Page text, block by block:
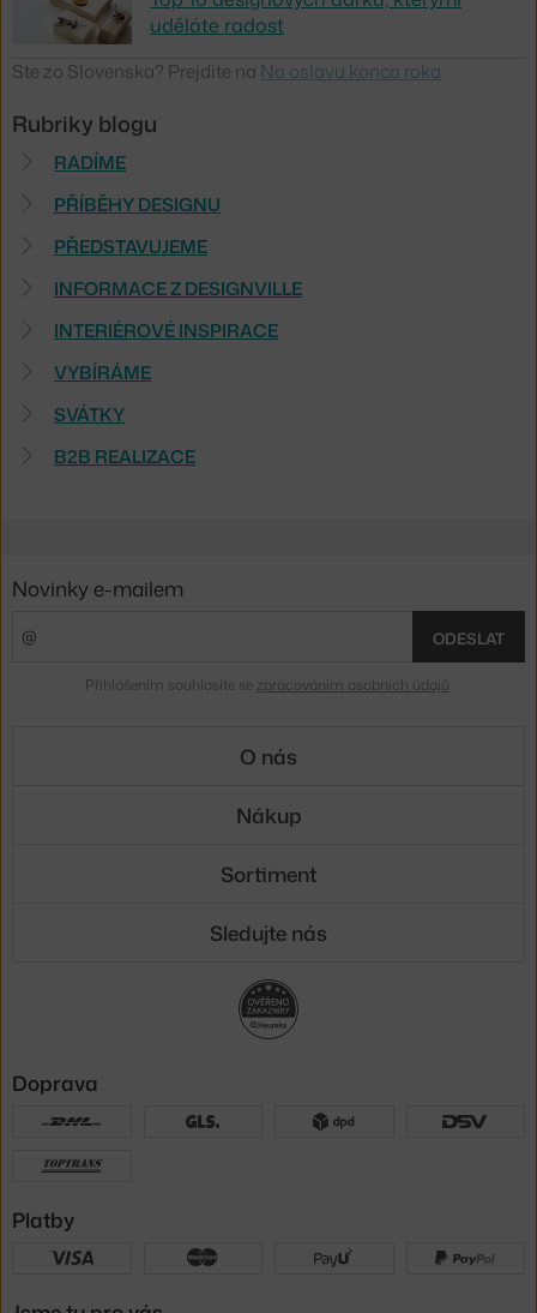
uděláte radost
Ste zo Slovenska? Prejdite na Na oslavu konca roka
Rubriky blogu
RADÍME
PŘÍBĚHY DESIGNU
PŘEDSTAVUJEME
INFORMACE Z DESIGNVILLE
INTERIÉROVÉ INSPIRACE
VYBÍRÁME
SVÁTKY
B2B REALIZACE
Novinky e-mailem
ODESLAT
Přihlášením souhlasíte se zpracováním osobních údajů
O nás
Nákup
Sortiment
Sledujte nás
Doprava
Platby